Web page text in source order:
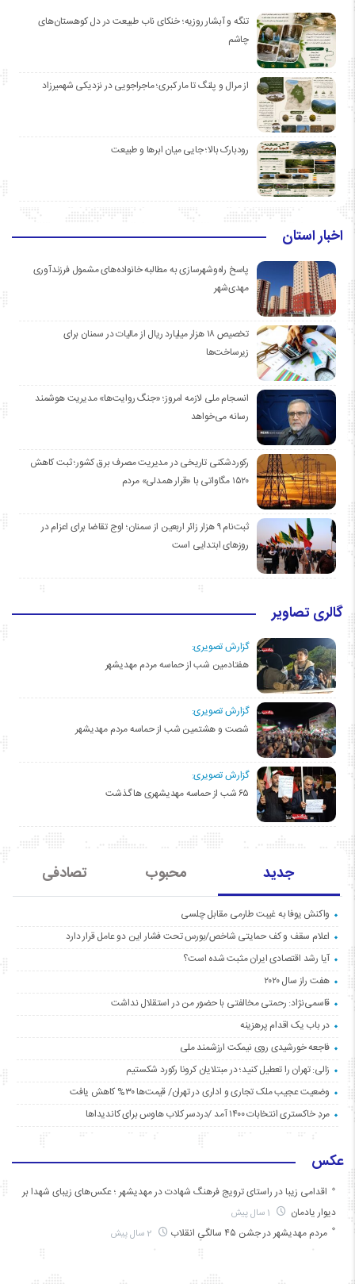
تنگه و آبشار روزیه؛ خنکای ناب طبیعت در دل کوهستان‌های
چاشم
از مرال و پلنگ تا مار کبری؛ ماجراجویی در نزدیکی شهمیرزاد
رودبارک بالا؛ جایی میان ابرها و طبیعت
اخبار استان
پاسخ راه‌وشهرسازی به مطالبه خانواده‌های مشمول فرزندآوری
مهدی‌شهر
تخصیص ۱۸ هزار میلیارد ریال از مالیات در سمنان برای
زیرساخت‌ها
انسجام ملی لازمه امروز؛ «جنگ روایت‌ها» مدیریت هوشمند
رسانه می‌خواهد
رکوردشکنی تاریخی در مدیریت مصرف برق کشور؛ ثبت کاهش
۱۵۲۰ مگاواتی با «قرار همدلی» مردم
ثبت‌نام ۹ هزار زائر اربعین از سمنان؛ اوج تقاضا برای اعزام در
روزهای ابتدایی است
گالری تصاویر
گزارش تصویری:
هفتادمین شب از حماسه مردم مهدیشهر
گزارش تصویری:
شصت و هشتمین شب از حماسه مردم مهدیشهر
گزارش تصویری:
۶۵ شب از حماسه مهدیشهری ها گذشت
جدید محبوب تصادفی
واکنش یوفا به غیبت طارمی مقابل چلسی
اعلام سقف و کف حمایتی شاخص/بورس تحت فشار این دو عامل قرار دارد
آیا رشد اقتصادی ایران مثبت شده است؟
هفت راز سال ۲۰۲۰
قاسمی‌نژاد: رحمتی مخالفتی با حضور من در استقلال نداشت
در باب یک اقدام پرهزینه
فاجعه خورشیدی روی نیمکت ارزشمند ملی
زالی: تهران را تعطیل کنید؛ در مبتلایان کرونا رکورد شکستیم
وضعیت عجیب ملک تجاری و اداری در تهران/ قیمت‌ها ۳۰% کاهش یافت
مردِ خاکستری انتخابات ۱۴۰۰ آمد /دردسر کلاب هاوس برای کاندیداها
عکس
اقدامی زیبا در راستای ترویج فرهنگ شهادت در مهدیشهر ؛ عکس‌های زیبای شهدا بر
دیوار یادمان
مردم مهدیشهر در جشن ۴۵ سالگیِ انقلاب